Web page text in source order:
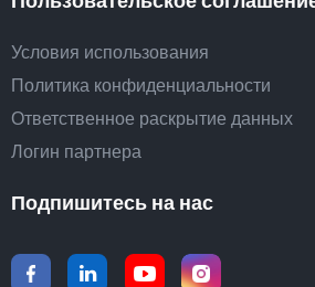
Условия использования
Политика конфиденциальности
Ответственное раскрытие данных
Логин партнера
Подпишитесь на нас